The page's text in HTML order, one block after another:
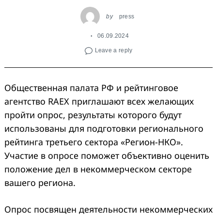
by press
06.09.2024
Leave a reply
Общественная палата РФ и рейтинговое
агентство RAEX приглашают всех желающих
пройти опрос, результаты которого будут
использованы для подготовки регионального
рейтинга третьего сектора «Регион-НКО».
Участие в опросе поможет объективно оценить
положение дел в некоммерческом секторе
вашего региона.
Опрос посвящен деятельности некоммерческих